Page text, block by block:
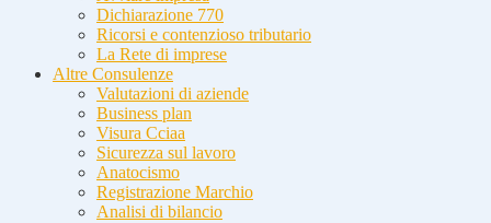
Dichiarazione 770
Ricorsi e contenzioso tributario
La Rete di imprese
Altre Consulenze
Valutazioni di aziende
Business plan
Visura Cciaa
Sicurezza sul lavoro
Anatocismo
Registrazione Marchio
Analisi di bilancio